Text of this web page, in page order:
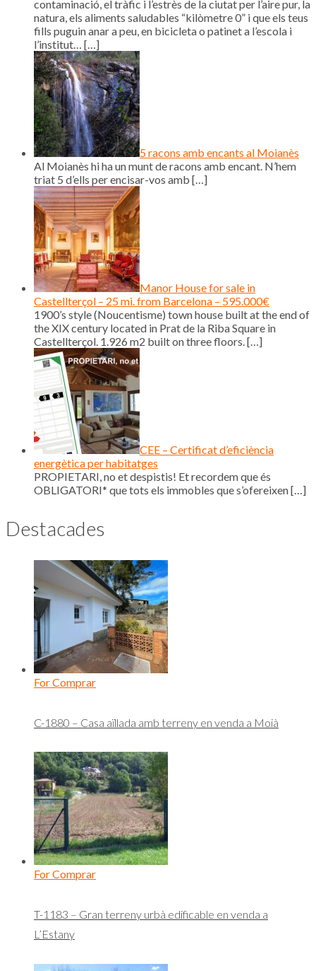
contaminació, el tràfic i l’estrès de la ciutat per l’aire pur, la
natura, els aliments saludables “kilòmetre 0” i que els teus
fills puguin anar a peu, en bicicleta o patinet a l’escola i
l’institut… […]
5 racons amb encants al Moianès
Al Moianès hi ha un munt de racons amb encant. N’hem
triat 5 d’ells per encisar-vos amb […]
Manor House for sale in
Castellterçol – 25 mi. from Barcelona – 595.000€
1900’s style (Noucentisme) town house built at the end of
the XIX century located in Prat de la Riba Square in
Castellterçol. 1.926 m2 built on three floors.[…]
CEE – Certificat d’eficiència
energètica per habitatges
PROPIETARI, no et despistis! Et recordem que és
OBLIGATORI* que tots els immobles que s’ofereixen[…]
Destacades
For Comprar
C-1880 – Casa aïllada amb terreny en venda a Moià
For Comprar
T-1183 – Gran terreny urbà edificable en venda a
L’Estany